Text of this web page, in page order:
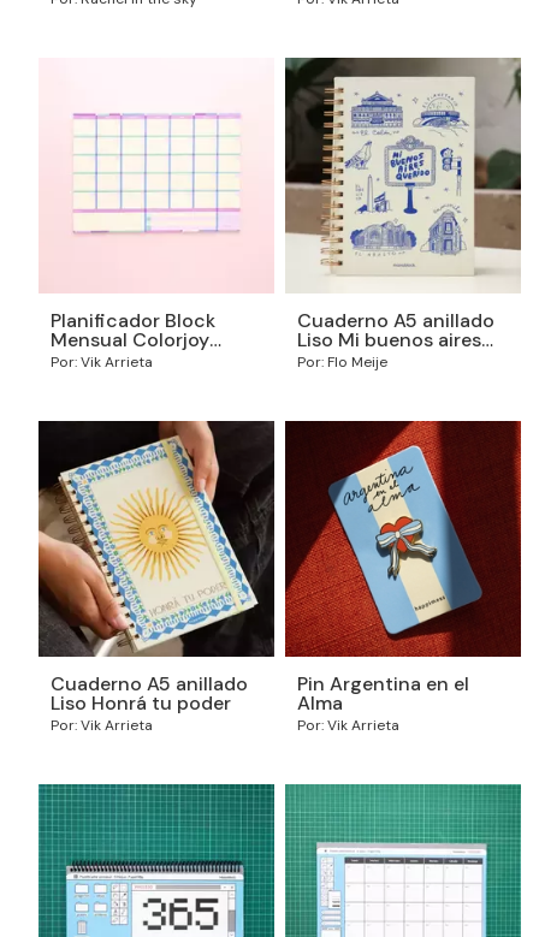
Planificador Block
Mensual Colorjoy
2026
Por: Vik Arrieta
Cuaderno A5 anillado
Liso Mi buenos aires
querido
Por: Flo Meije
Cuaderno A5 anillado
Liso Honrá tu poder
Por: Vik Arrieta
Pin Argentina en el
Alma
Por: Vik Arrieta